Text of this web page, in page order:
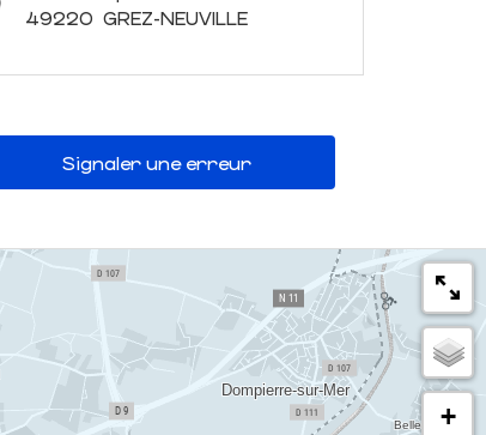
49220 GREZ-NEUVILLE
Signaler une erreur
+